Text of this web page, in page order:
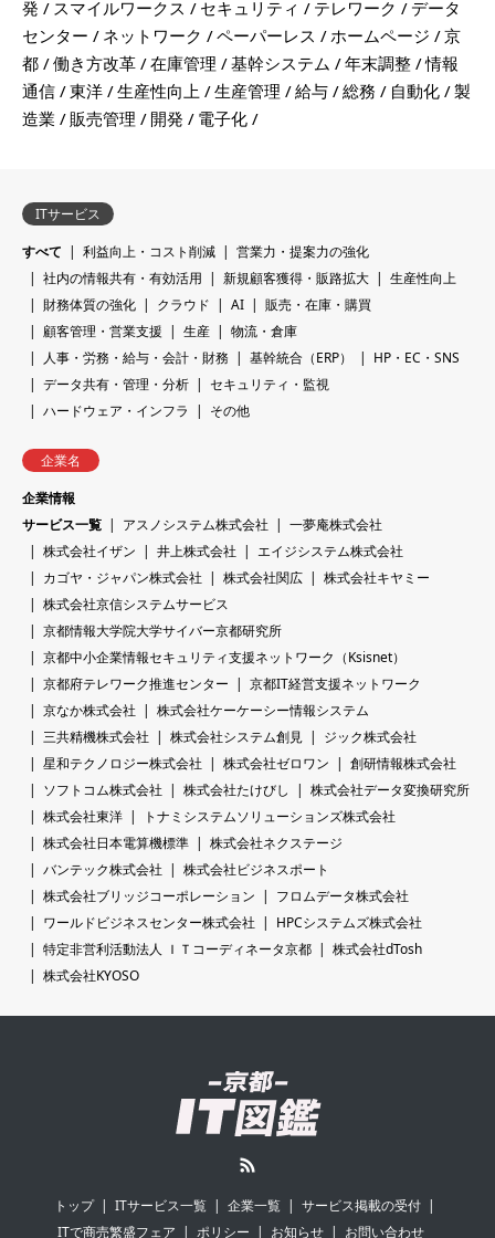
発
スマイルワークス セキュリティ テレワーク
データ
センター
ネットワーク ペーパーレス ホームページ
京
都
働き方改革 在庫管理 基幹システム 年末調整
情報
通信
東洋 生産性向上 生産管理 給与 総務 自動化
製
造業
販売管理 開発 電子化
ITサービス
すべて
利益向上・コスト削減
営業力・提案力の強化
社内の情報共有・有効活用
新規顧客獲得・販路拡大
生産性向上
財務体質の強化
クラウド AI
販売・在庫・購買
顧客管理・営業支援
生産
物流・倉庫
人事・労務・給与・会計・財務
基幹統合（ERP）
HP・EC・SNS
データ共有・管理・分析
セキュリティ・監視
ハードウェア・インフラ
その他
企業名
企業情報
サービス一覧
アスノシステム株式会社
一夢庵株式会社
株式会社イザン
井上株式会社
エイジシステム株式会社
カゴヤ・ジャパン株式会社
株式会社関広
株式会社キヤミー
株式会社京信システムサービス
京都情報大学院大学サイバー京都研究所
京都中小企業情報セキュリティ支援ネットワーク（Ksisnet）
京都府テレワーク推進センター
京都IT経営支援ネットワーク
京なか株式会社
株式会社ケーケーシー情報システム
三共精機株式会社
株式会社システム創見
ジック株式会社
星和テクノロジー株式会社
株式会社ゼロワン
創研情報株式会社
ソフトコム株式会社
株式会社たけびし
株式会社データ変換研究所
株式会社東洋
トナミシステムソリューションズ株式会社
株式会社日本電算機標準
株式会社ネクステージ
バンテック株式会社
株式会社ビジネスポート
株式会社ブリッジコーポレーション
フロムデータ株式会社
ワールドビジネスセンター株式会社
HPCシステムズ株式会社
特定非営利活動法人 ＩＴコーディネータ京都
株式会社dTosh
株式会社KYOSO
トップ ITサービス一覧 企業一覧
サービス掲載の受付
ITで商売繁盛フェア
ポリシー お知らせ お問い合わせ